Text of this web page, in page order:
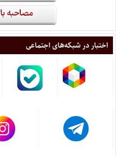
اختبار در شبکه‌های اجتماعی